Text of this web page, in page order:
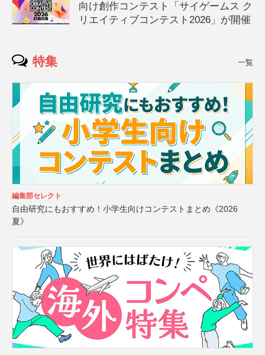
向け創作コンテスト「サイゲームス ク
リエイティブコンテスト2026」が開催
特集 一覧
編集部セレクト
自由研究にもおすすめ！小学生向けコンテストまとめ《2026
夏》